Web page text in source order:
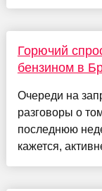
Горючий
бензином в
Очереди на
разговоры о
последнюю
кажется,